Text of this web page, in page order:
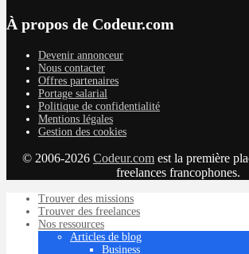
À propos de Codeur.com
Devenir annonceur
Nous contacter
Offres partenaires
Portage salarial
Politique de confidentialité
Mentions légales
Gestion des cookies
© 2006-2026 Codeur.com est la première
freelances francophones.
Trouver des missions
Trouver des freelances
Nos ressources
Articles de blog
Business